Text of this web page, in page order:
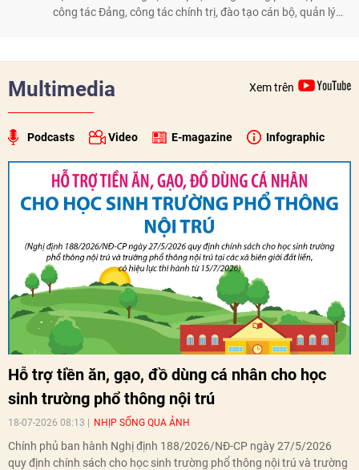
công tác Đảng, công tác chính trị, đào tạo cán bộ, quản lý
Multimedia Xem trên
Podcasts Video E-magazine Infographic
Hỗ trợ tiền ăn, gạo, đồ dùng cá nhân cho học
sinh trường phổ thông nội trú
18-07-2026 08:13 NHỊP SỐNG QUA ẢNH
Chính phủ ban hành Nghị định 188/2026/NĐ-CP ngày 27/5/2026
quy định chính sách cho học sinh trường phổ thông nội trú và trường